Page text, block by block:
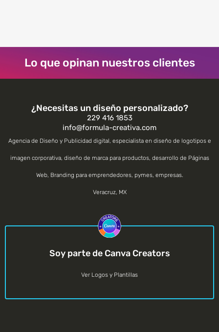
Lo que opinan nuestros clientes
¿Necesitas un diseño personalizado?
229 416 1853
info@formula-creativa.com
Agencia de Diseño y Publicidad digital, especialista en diseño de logotipos e
imagen corporativa, diseño de marca para productos, desarrollo de Páginas
Web, Branding para emprendedores, pymes, empresas.
Veracruz, MX
Soy parte de Canva Creators
Ver Logos y Plantillas